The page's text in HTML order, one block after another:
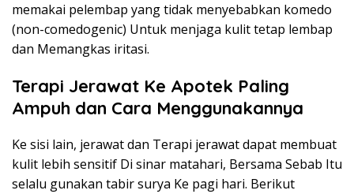
memakai pelembap yang tidak menyebabkan komedo
(non-comedogenic) Untuk menjaga kulit tetap lembap
dan Memangkas iritasi.
Terapi Jerawat Ke Apotek Paling
Ampuh dan Cara Menggunakannya
Ke sisi lain, jerawat dan Terapi jerawat dapat membuat
kulit lebih sensitif Di sinar matahari, Bersama Sebab Itu
selalu gunakan tabir surya Ke pagi hari. Berikut